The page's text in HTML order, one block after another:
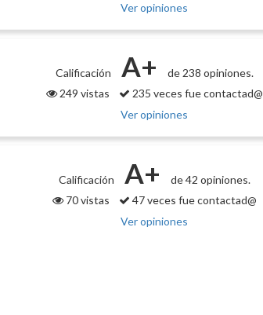
Ver opiniones
Calificación A+
de 238 opiniones.
249 vistas
235 veces fue contactad@
Ver opiniones
Calificación A+
de 42 opiniones.
70 vistas
47 veces fue contactad@
Ver opiniones